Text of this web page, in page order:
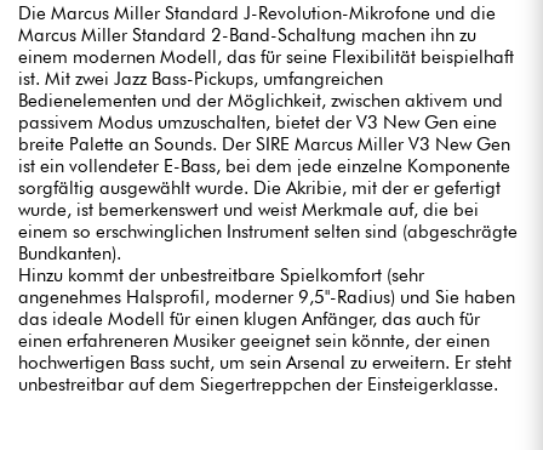
Die Marcus Miller Standard J-Revolution-Mikrofone und die
Marcus Miller Standard 2-Band-Schaltung machen ihn zu
einem modernen Modell, das für seine Flexibilität beispielhaft
ist. Mit zwei Jazz Bass-Pickups, umfangreichen
Bedienelementen und der Möglichkeit, zwischen aktivem und
passivem Modus umzuschalten, bietet der V3 New Gen eine
breite Palette an Sounds. Der SIRE Marcus Miller V3 New Gen
ist ein vollendeter E-Bass, bei dem jede einzelne Komponente
sorgfältig ausgewählt wurde. Die Akribie, mit der er gefertigt
wurde, ist bemerkenswert und weist Merkmale auf, die bei
einem so erschwinglichen Instrument selten sind (abgeschrägte
Bundkanten).
Hinzu kommt der unbestreitbare Spielkomfort (sehr
angenehmes Halsprofil, moderner 9,5"-Radius) und Sie haben
das ideale Modell für einen klugen Anfänger, das auch für
einen erfahreneren Musiker geeignet sein könnte, der einen
hochwertigen Bass sucht, um sein Arsenal zu erweitern. Er steht
unbestreitbar auf dem Siegertreppchen der Einsteigerklasse.